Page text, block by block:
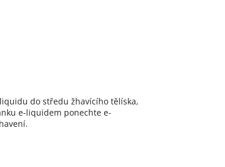
do středu žhavícího tělíska,
e-liquidem ponechte e-